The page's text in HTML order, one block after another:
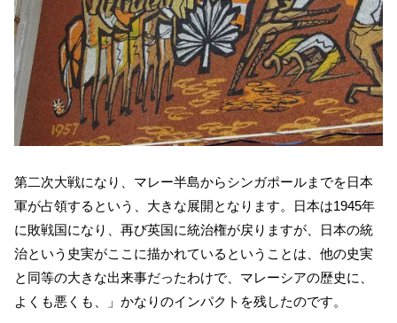
第二次大戦になり、マレー半島からシンガポールまでを日本
軍が占領するという、大きな展開となります。日本は1945年
に敗戦国になり、再び英国に統治権が戻りますが、日本の統
治という史実がここに描かれているということは、他の史実
と同等の大きな出来事だったわけで、マレーシアの歴史に、
よくも悪くも、」かなりのインパクトを残したのです。